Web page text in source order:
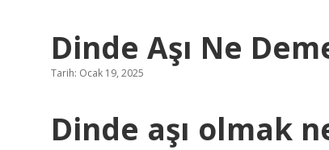
Dinde Aşı Ne
Tarih: Ocak 19, 2025
Dinde aşı olmak